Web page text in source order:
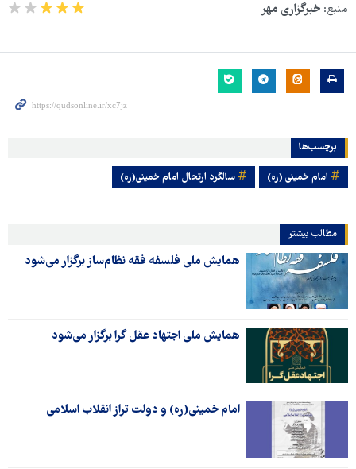
منبع: خبرگزاری مهر
برچسب‌ها
امام خمینی (ره) سالگرد ارتحال امام خمینی(ره)
مطالب بیشتر
همایش ملی فلسفه فقه نظام‌ساز برگزار می‌شود
همایش ملی اجتهاد عقل گرا برگزار می‌شود
امام خمینی(ره) و دولت تراز انقلاب اسلامی